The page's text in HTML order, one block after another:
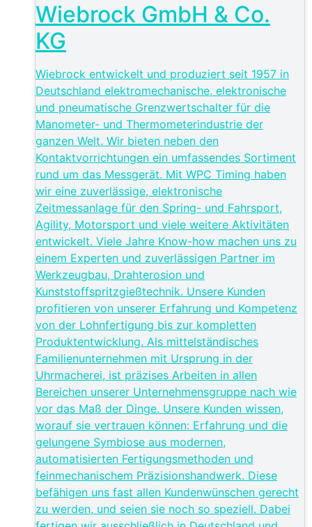
Wiebrock GmbH & Co.
KG
Wiebrock entwickelt und produziert seit 1957 in
Deutschland elektromechanische, elektronische
und pneumatische Grenzwertschalter für die
Manometer- und Thermometerindustrie der
ganzen Welt. Wir bieten neben den
Kontaktvorrichtungen ein umfassendes Sortiment
rund um das Messgerät. Mit WPC Timing haben
wir eine zuverlässige, elektronische
Zeitmessanlage für den Spring- und Fahrsport,
Agility, Motorsport und viele weitere Aktivitäten
entwickelt. Viele Jahre Know-how machen uns zu
einem Experten und zuverlässigen Partner im
Werkzeugbau, Drahterosion und
Kunststoffspritzgießtechnik. Unsere Kunden
profitieren von unserer Erfahrung und Kompetenz
von der Lohnfertigung bis zur kompletten
Produktentwicklung. Als mittelständisches
Familienunternehmen mit Ursprung in der
Uhrmacherei, ist präzises Arbeiten in allen
Bereichen unserer Unternehmensgruppe nach wie
vor das Maß der Dinge. Unsere Kunden wissen,
worauf sie vertrauen können: Erfahrung und die
gelungene Symbiose aus modernen,
automatisierten Fertigungsmethoden und
feinmechanischem Präzisionshandwerk. Diese
befähigen uns fast allen Kundenwünschen gerecht
zu werden, und seien sie noch so speziell. Dabei